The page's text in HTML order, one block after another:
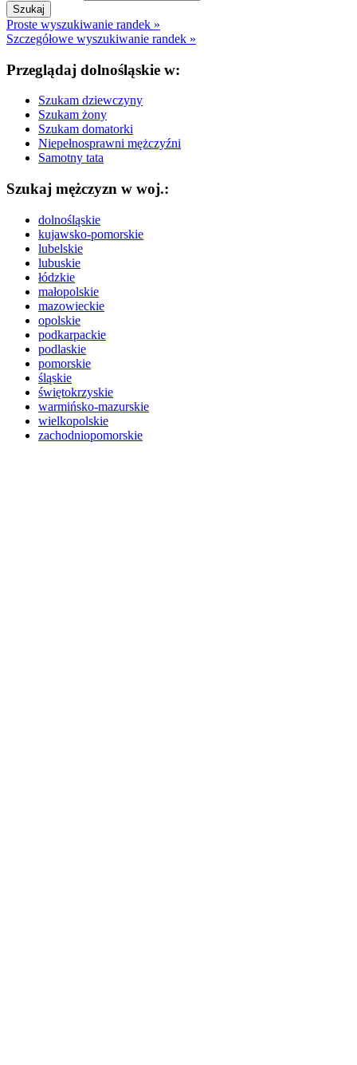
Proste wyszukiwanie randek »
Szczegółowe wyszukiwanie randek »
Przeglądaj dolnośląskie w:
Szukam dziewczyny
Szukam żony
Szukam domatorki
Niepełnosprawni mężczyźni
Samotny tata
Szukaj mężczyzn w woj.:
dolnośląskie
kujawsko-pomorskie
lubelskie
lubuskie
łódzkie
małopolskie
mazowieckie
opolskie
podkarpackie
podlaskie
pomorskie
śląskie
świętokrzyskie
warmińsko-mazurskie
wielkopolskie
zachodniopomorskie